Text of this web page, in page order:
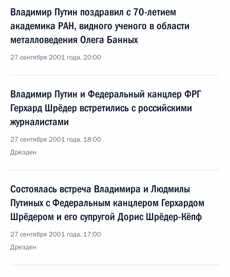
Владимир Путин поздравил с 70-летием
академика РАН, видного ученого в области
металловедения Олега Банных
27 сентября 2001 года, 20:00
Владимир Путин и Федеральный канцлер ФРГ
Герхард Шрёдер встретились с российскими
журналистами
27 сентября 2001 года, 18:00
Дрезден
Состоялась встреча Владимира и Людмилы
Путиных с Федеральным канцлером Герхардом
Шрёдером и его супругой Дорис Шрёдер-Кёпф
27 сентября 2001 года, 17:00
Дрезден